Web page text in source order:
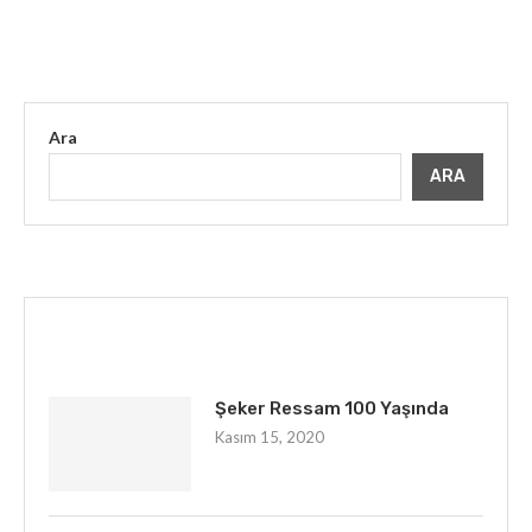
Ara
ARA
Şeker Ressam 100 Yaşında
Kasım 15, 2020